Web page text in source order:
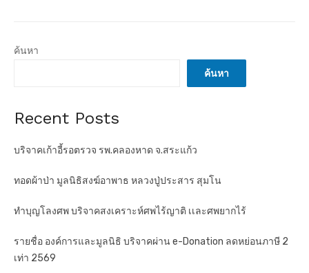
ค้นหา
ค้นหา
Recent Posts
บริจาคเก้าอี้รอตรวจ รพ.คลองหาด จ.สระแก้ว
ทอดผ้าป่า มูลนิธิสงฆ์อาพาธ หลวงปู่ประสาร สุมโน
ทำบุญโลงศพ บริจาคสงเคราะห์ศพไร้ญาติ เเละศพยากไร้
รายชื่อ องค์การและมูลนิธิ บริจาคผ่าน e-Donation ลดหย่อนภาษี 2
เท่า 2569